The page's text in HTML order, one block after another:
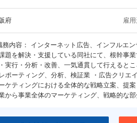
府 雇
務内容： インターネット広告、インフルエ
題を解決・支援している同社にて、根幹事
実行・分析・改善、一気通貫して行えると
ポーティング、分析、検証業 ・広告クリエ
ケティングにおける全体的な戦略立案、提
から事業全体のマーケティング、戦略的な